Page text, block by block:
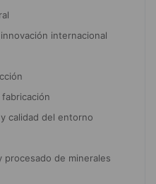
internacional
calidad del entorno
procesado de minerales